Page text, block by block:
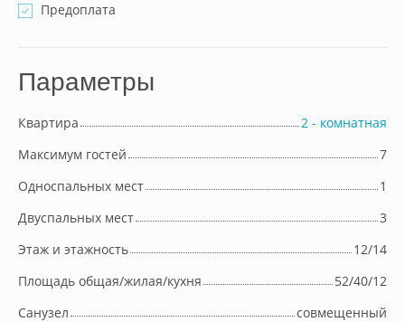
Предоплата
Параметры
Квартира
2 - комнатная
Максимум гостей
7
Односпальных мест
1
Двуспальных мест
3
Этаж и этажность
12/14
Площадь общая/жилая/кухня
52/40/12
Cанузел
совмещенный